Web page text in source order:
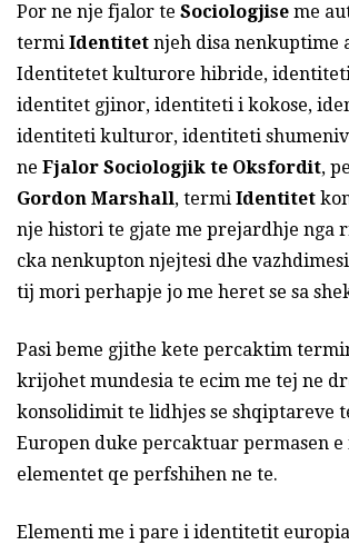
Por ne nje fjalor te Sociologjise me
termi Identitet njeh disa nenkuptime
Identitetet kulturore hibride,
identitet gjinor, identiteti i kokose,
identiteti kulturor, identiteti
ne Fjalor Sociologjik te Oksfordit,
Gordon Marshall, termi Identitet
nje histori te gjate me prejardhje nga
cka nenkupton njejtesi dhe
tij mori perhapje jo me heret se sa
Pasi beme gjithe kete percaktim
krijohet mundesia te ecim me tej ne
konsolidimit te lidhjes se shqiptareve
Europen duke percaktuar permasen
elementet qe perfshihen ne te.
Elementi me i pare i identitetit